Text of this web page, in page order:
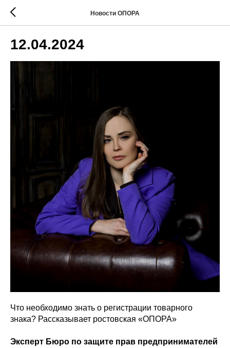
Новости ОПОРА
12.04.2024
Что необходимо знать о регистрации товарного
знака? Рассказывает ростовская «ОПОРА»
Эксперт Бюро по защите прав предпринимателей